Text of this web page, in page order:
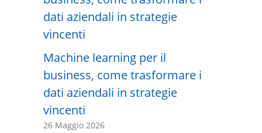
Machine learning per il
business, come trasformare i
dati aziendali in strategie
vincenti
26 Maggio 2026